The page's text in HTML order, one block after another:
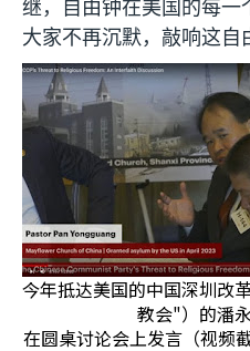
继，自由钟在美国的每一
大家不再沉默，敲响这自
今年抵达美国的中国深圳改
教会"）的潘
在圆桌讨论会上发言（视频